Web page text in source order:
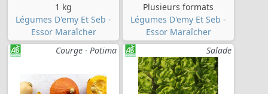
1 kg
Légumes D'emy Et Seb -
Essor Maraîcher
Plusieurs formats
Légumes D'emy Et Seb -
Essor Maraîcher
Courge - Potima
Salade